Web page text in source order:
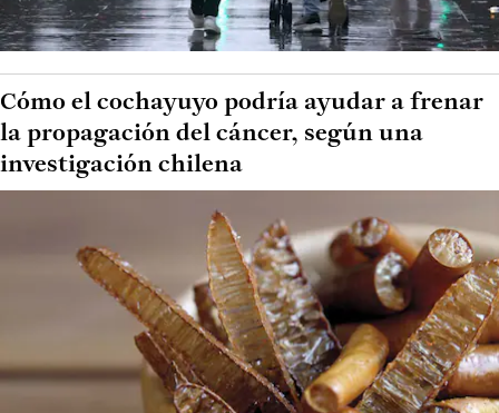
Cómo el cochayuyo podría ayudar a frenar
la propagación del cáncer, según una
investigación chilena